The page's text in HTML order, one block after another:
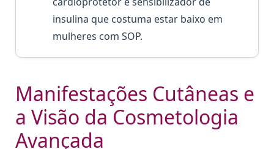
insulina que costuma estar baixo em
mulheres com SOP.
Manifestações Cutâneas e
a Visão da Cosmetologia
Avançada